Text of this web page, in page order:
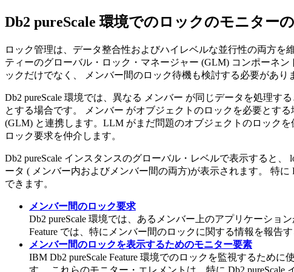
Db2 pureScale 環境でのロックのモニター
ロック管理は、データ整合性およびハイレベルな並行性の両方を
ティーのグローバル・ロック・マネージャー (GLM) コンポーネン
ックだけでなく、
メンバー間のロック待機も検討する必要があり
Db2 pureScale 環境では、異なる メンバー が同じデータを処理す
とする場合です。
メンバー がオブジェクトのロックを必要とする
(GLM) と連携します。LLM がまだ問題のオブジェクトのロック
ロック要求を仲介します。
Db2 pureScale インスタンスのグローバル・レベルで表示すると、
ータ ( メンバー内およびメンバー間の両方)が表示されます。 特に
できます。
メンバー間のロック要求
Db2 pureScale 環境では、あるメンバー上のアプリケーショ
Feature では、特にメンバー間のロックに関する情報を報告
メンバー間のロックを表示するためのモニター要素
IBM Db2 pureScale Feature 環境でのロックを監視するために
す。 これらのモニター・エレメントは、特に Db2 pureScale